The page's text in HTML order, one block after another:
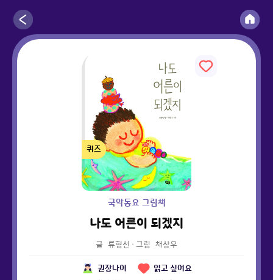
퀴즈
국악동요 그림책
나도 어른이 되겠지
글 류형선 · 그림 채상우
권장나이
읽고 싶어요